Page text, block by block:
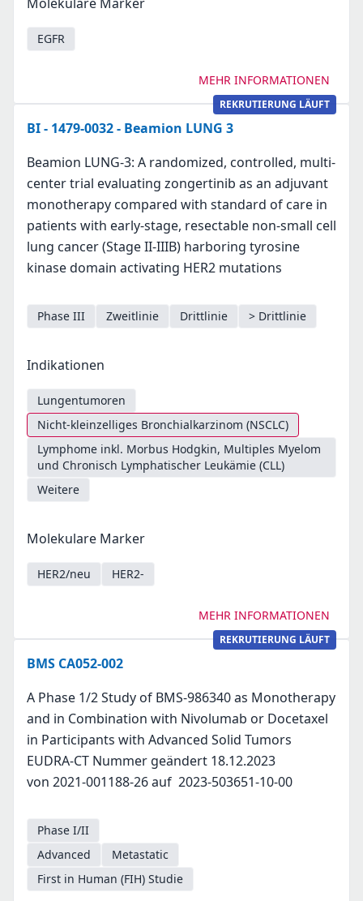
EGFR
MEHR INFORMATIONEN
REKRUTIERUNG LÄUFT
BI - 1479-0032 - Beamion LUNG 3
Beamion LUNG-3: A randomized, controlled, multi-
center trial evaluating zongertinib as an adjuvant
monotherapy compared with standard of care in
patients with early-stage, resectable non-small cell
lung cancer (Stage II-IIIB) harboring tyrosine
kinase domain activating HER2 mutations
Phase III Zweitlinie Drittlinie > Drittlinie
Indikationen
Lungentumoren
Nicht-kleinzelliges Bronchialkarzinom (NSCLC)
Lymphome inkl. Morbus Hodgkin, Multiples Myelom
und Chronisch Lymphatischer Leukämie (CLL)
Weitere
Molekulare Marker
HER2/neu HER2-
MEHR INFORMATIONEN
REKRUTIERUNG LÄUFT
BMS CA052-002
A Phase 1/2 Study of BMS-986340 as Monotherapy
and in Combination with Nivolumab or Docetaxel
in Participants with Advanced Solid Tumors
EUDRA-CT Nummer geändert 18.12.2023
von 2021-001188-26 auf 2023-503651-10-00
Phase I/II
Advanced
Metastatic
First in Human (FIH) Studie